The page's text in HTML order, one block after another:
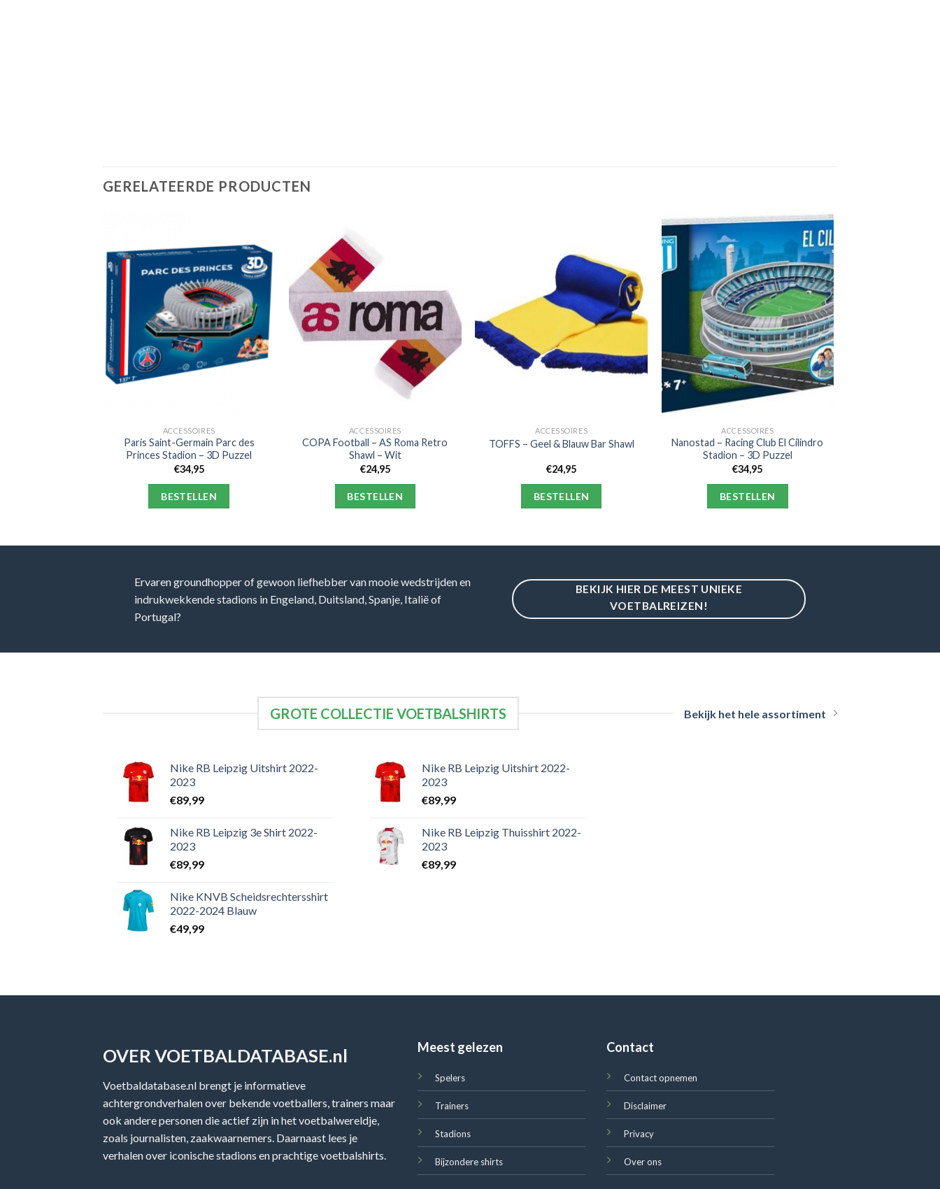
GERELATEERDE PRODUCTEN
ACCESSOIRES
Paris Saint-Germain Parc des
Princes Stadion – 3D Puzzel
€34,95
BESTELLEN
ACCESSOIRES
COPA Football – AS Roma Retro
Shawl – Wit
€24,95
BESTELLEN
ACCESSOIRES
TOFFS – Geel & Blauw Bar Shawl
€24,95
BESTELLEN
ACCESSOIRES
Nanostad – Racing Club El Cilindro
Stadion – 3D Puzzel
€34,95
BESTELLEN
Ervaren groundhopper of gewoon liefhebber van mooie wedstrijden en
indrukwekkende stadions in Engeland, Duitsland, Spanje, Italië of
Portugal?
BEKIJK HIER DE MEEST UNIEKE
VOETBALREIZEN!
GROTE COLLECTIE VOETBALSHIRTS Bekijk het hele assortiment
Nike RB Leipzig Uitshirt 2022-
2023
€89,99
Nike RB Leipzig 3e Shirt 2022-
2023
€89,99
Nike KNVB Scheidsrechtersshirt
2022-2024 Blauw
€49,99
Nike RB Leipzig Uitshirt 2022-
2023
€89,99
Nike RB Leipzig Thuisshirt 2022-
2023
€89,99
OVER VOETBALDATABASE.nl
Voetbaldatabase.nl brengt je informatieve
achtergrondverhalen over bekende voetballers, trainers maar
ook andere personen die actief zijn in het voetbalwereldje,
zoals journalisten, zaakwaarnemers. Daarnaast lees je
verhalen over iconische stadions en prachtige voetbalshirts.
Meest gelezen
Spelers
Trainers
Stadions
Bijzondere shirts
Contact
Contact opnemen
Disclaimer
Privacy
Over ons